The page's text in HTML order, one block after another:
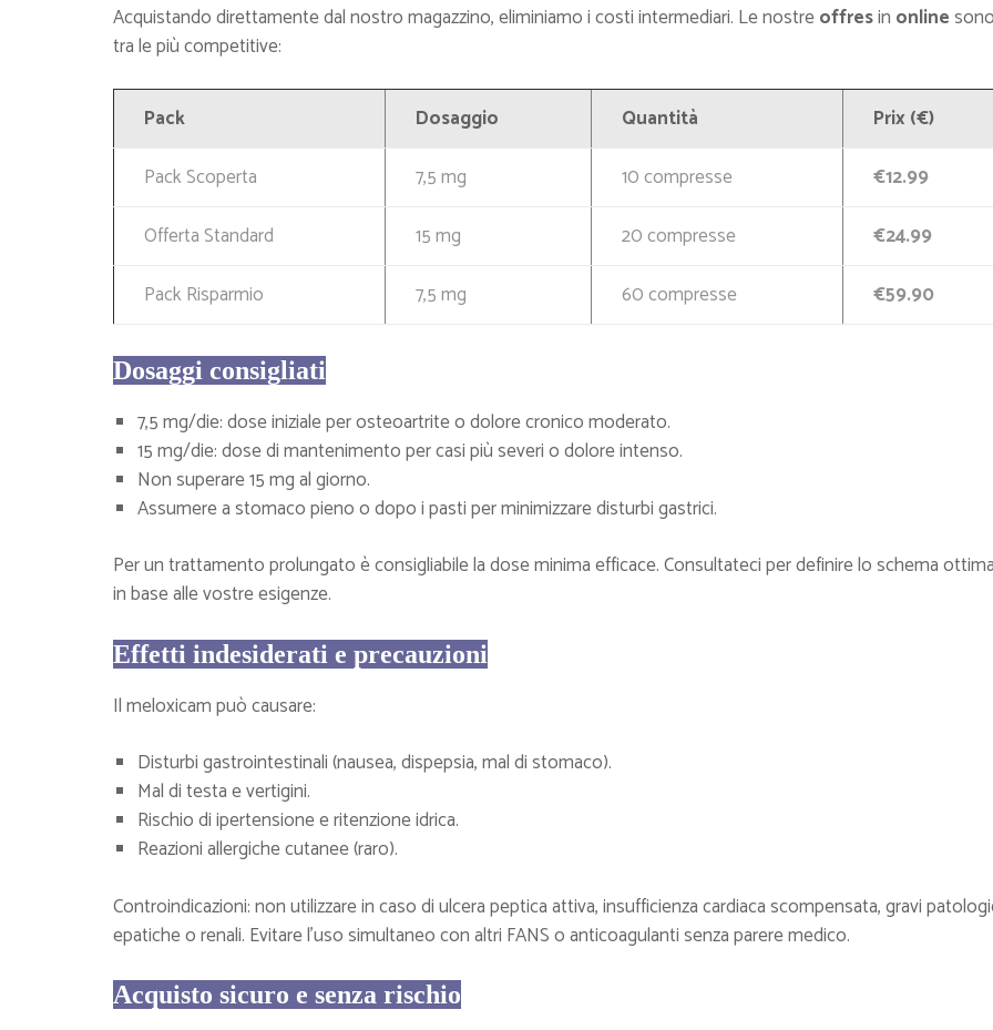
Acquistando direttamente dal nostro magazzino, eliminiamo i costi intermediari. Le nostreoffresin online
tra le più competitive:
Pack Dosaggio Quantità
Prix (€)
Pack Scoperta
7,5 mg 10 compresse
€12.99
Offerta Standard
15 mg 20 compresse
€24.99
Pack Risparmio
7,5 mg 60 compresse €59.90
Dosaggi consigliati
7,5 mg/die: dose iniziale per osteoartrite o dolore cronico moderato.
15 mg/die: dose di mantenimento per casi più severi o dolore intenso.
Non superare 15 mg al giorno.
Assumere a stomaco pieno o dopo i pasti per minimizzare disturbi gastrici.
Per un trattamento prolungato è consigliabile la dose minima efficace. Consultateci per definire lo schema
in base alle vostre esigenze.
Effetti indesiderati e precauzioni
Il meloxicam può causare:
Disturbi gastrointestinali (nausea, dispepsia, mal di stomaco).
Mal di testa e vertigini.
Rischio di ipertensione e ritenzione idrica.
Reazioni allergiche cutanee (raro).
Controindicazioni: non utilizzare in caso di ulcera peptica attiva, insufficienza cardiaca scompensata, gravi
epatiche o renali. Evitare l’uso simultaneo con altri FANS o anticoagulanti senza parere medico.
Acquisto sicuro e senza rischio